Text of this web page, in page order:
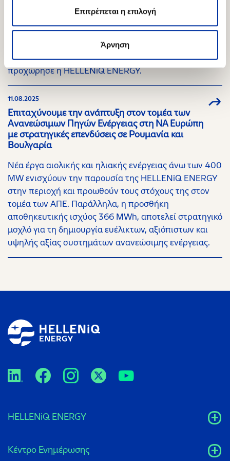
Επιτρέπεται η επιλογή
Άρνηση
Elpedison έγινε “Enerwave”
Στην παρουσίαση της Enerwave, που θα είναι πλέον η
νέα εταιρική ταυτότητα της Elpedison μετά από την
εξαγορά του συνόλου του μετοχικού κεφαλαίου της,
προχώρησε η HELLENiQ ENERGY.
11.08.2025
Επιταχύνουμε την ανάπτυξη στον τομέα των
Ανανεώσιμων Πηγών Ενέργειας στη ΝΑ Ευρώπη
με στρατηγικές επενδύσεις σε Ρουμανία και
Βουλγαρία
Νέα έργα αιολικής και ηλιακής ενέργειας άνω των 400
MW ενισχύουν την παρουσία της HELLENiQ ENERGY
στην περιοχή και προωθούν τους στόχους της στον
τομέα των ΑΠΕ. Παράλληλα, η προσθήκη
αποθηκευτικής ισχύος 366 MWh, αποτελεί στρατηγικό
μοχλό για τη δημιουργία ευέλικτων, αξιόπιστων και
υψηλής αξίας συστημάτων ανανεώσιμης ενέργειας.
HELLENiQ ENERGY
Κέντρο Ενημέρωσης